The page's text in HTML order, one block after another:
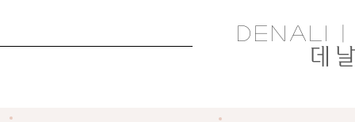
deNali |
데